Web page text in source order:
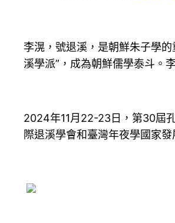
李滉，號退溪，是朝鮮朱子學
溪學派”，成為朝鮮儒學泰斗。
2024年11月22-23日，第30屆
際退溪學會和臺灣年夜學國家